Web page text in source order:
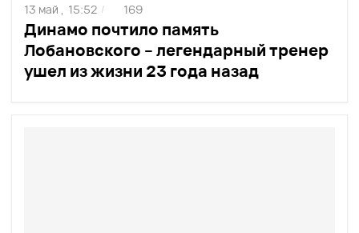
Динамо почтило память
Лобановского – легендарный тренер
ушел из жизни 23 года назад
13 май , 15:52 / 169